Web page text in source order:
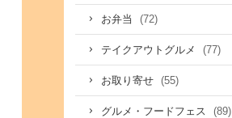
お弁当 (72)
テイクアウトグルメ (77)
お取り寄せ (55)
グルメ・フードフェス (89)